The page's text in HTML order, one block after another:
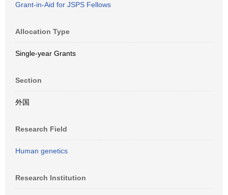
Grant-in-Aid for JSPS Fellows
Allocation Type
Single-year Grants
Section
外国
Research Field
Human genetics
Research Institution